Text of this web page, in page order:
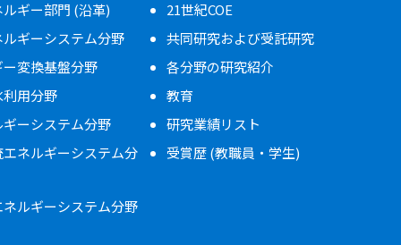
ギー部門 (沿革)
ギーシステム分野
変換基盤分野
用分野
ーシステム分野
ネルギーシステム分
ルギーシステム分野
21世紀COE
共同研究および受託研究
各分野の研究紹介
教育
研究業績リスト
受賞歴 (教職員・学生)